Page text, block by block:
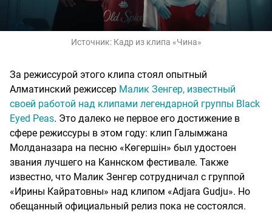
Источник: Кадр из клипа «Чина»
За режиссурой этого клипа стоял опытный
Алматинский режиссер Малик Зенгер, известный
своей работой над клипами легендарной группы Black
Eyed Peas. Это далеко не первое его достижение в
сфере режиссуры в этом году: клип Галымжана
Молданазара на песню «Көгершін» был удостоен
звания лучшего на Каннском фестивале. Также
известно, что Малик Зенгер сотрудничал с группой
«Ирины Кайратовны» над клипом «Adjara Gudju». Но
обещанный официальный релиз пока не состоялся.